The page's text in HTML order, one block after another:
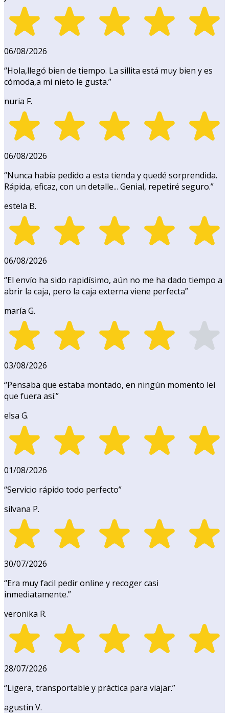
06/08/2026
“Hola,llegó bien de tiempo. La sillita está muy bien y es
cómoda,a mi nieto le gusta.”
nuria F.
06/08/2026
“Nunca había pedido a esta tienda y quedé sorprendida.
Rápida, eficaz, con un detalle... Genial, repetiré seguro.”
estela B.
06/08/2026
“El envío ha sido rapidísimo, aún no me ha dado tiempo a
abrir la caja, pero la caja externa viene perfecta”
maría G.
03/08/2026
“Pensaba que estaba montado, en ningún momento leí
que fuera así.”
elsa G.
01/08/2026
“Servicio rápido todo perfecto”
silvana P.
30/07/2026
“Era muy facil pedir online y recoger casi
inmediatamente.”
veronika R.
28/07/2026
“Ligera, transportable y práctica para viajar.”
agustin V.